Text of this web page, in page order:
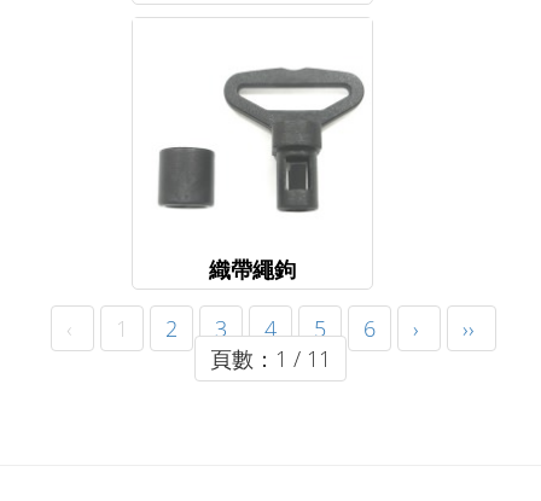
織帶繩鉤
‹ 1 2 3 4 5 6 ›
››
頁數：1 / 11